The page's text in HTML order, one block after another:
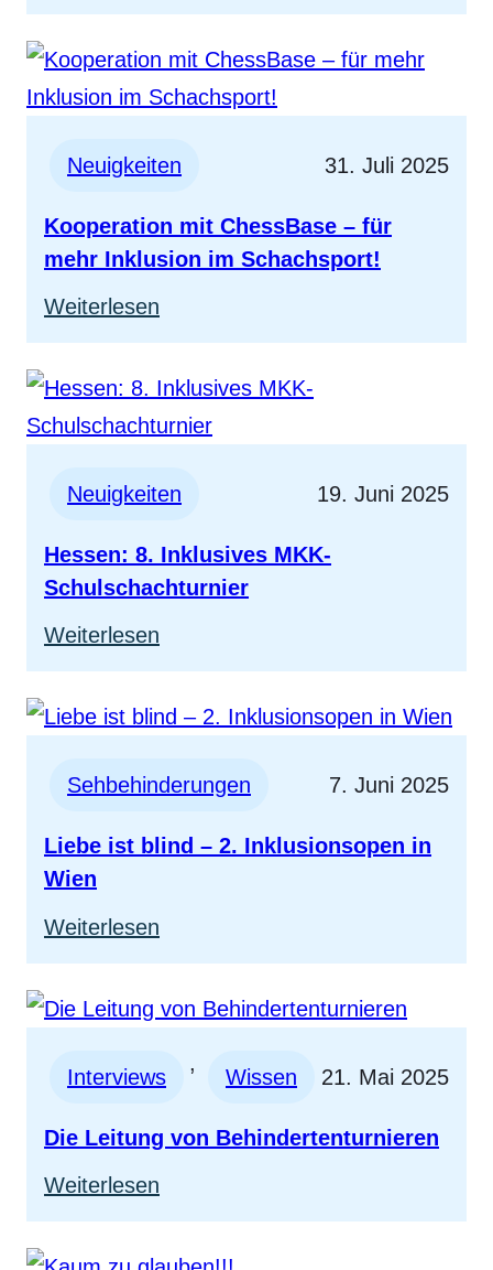
Schach
ist
für
Neuigkeiten
31. Juli 2025
Kooperation mit ChessBase – für
mehr Inklusion im Schachsport!
Weiterlesen
Kooperation
mit
ChessBase
für
Inklusion
im
Schachsport!
Neuigkeiten 19. Juni 2025
Hessen: 8. Inklusives MKK-
Schulschachturnier
Weiterlesen
Hessen:
8.
MKK-
Sehbehinderungen 7. Juni 2025
Liebe ist blind – 2. Inklusionsopen in
Wien
Weiterlesen
Liebe
ist
–
Inklusionsopen
in
Wien
Interviews
,
Wissen 21. Mai 2025
Die Leitung von Behindertenturnieren
Weiterlesen
Die
Leitung